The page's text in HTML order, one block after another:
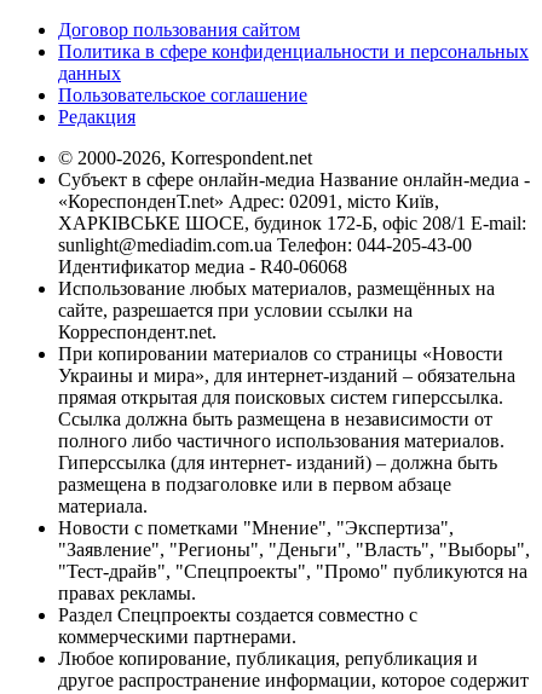
Договор пользования сайтом
Политика в сфере конфиденциальности и персональных
данных
Пользовательское соглашение
Редакция
© 2000-2026, Korrespondent.net
Субъект в сфере онлайн-медиа Название онлайн-медиа -
«КореспонденТ.net» Адрес: 02091, місто Київ,
ХАРКІВСЬКЕ ШОСЕ, будинок 172-Б, офіс 208/1 E-mail:
sunlight@mediadim.com.ua Телефон: 044-205-43-00
Идентификатор медиа - R40-06068
Использование любых материалов, размещённых на
сайте, разрешается при условии ссылки на
Корреспондент.net.
При копировании материалов со страницы «Новости
Украины и мира», для интернет-изданий – обязательна
прямая открытая для поисковых систем гиперссылка.
Ссылка должна быть размещена в независимости от
полного либо частичного использования материалов.
Гиперссылка (для интернет- изданий) – должна быть
размещена в подзаголовке или в первом абзаце
материала.
Новости с пометками "Мнение", "Экспертиза",
"Заявление", "Регионы", "Деньги", "Власть", "Выборы",
"Тест-драйв", "Спецпроекты", "Промо" публикуются на
правах рекламы.
Раздел Спецпроекты создается совместно с
коммерческими партнерами.
Любое копирование, публикация, републикация и
другое распространение информации, которое содержит